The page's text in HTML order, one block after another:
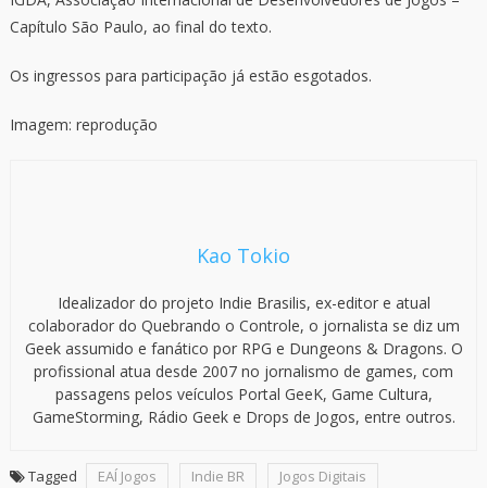
Capítulo São Paulo, ao final do texto.
Os ingressos para participação já estão esgotados.
Imagem: reprodução
Kao Tokio
Idealizador do projeto Indie Brasilis, ex-editor e atual
colaborador do Quebrando o Controle, o jornalista se diz um
Geek assumido e fanático por RPG e Dungeons & Dragons. O
profissional atua desde 2007 no jornalismo de games, com
passagens pelos veículos Portal GeeK, Game Cultura,
GameStorming, Rádio Geek e Drops de Jogos, entre outros.
Tagged EAÍ Jogos Indie BR Jogos Digitais